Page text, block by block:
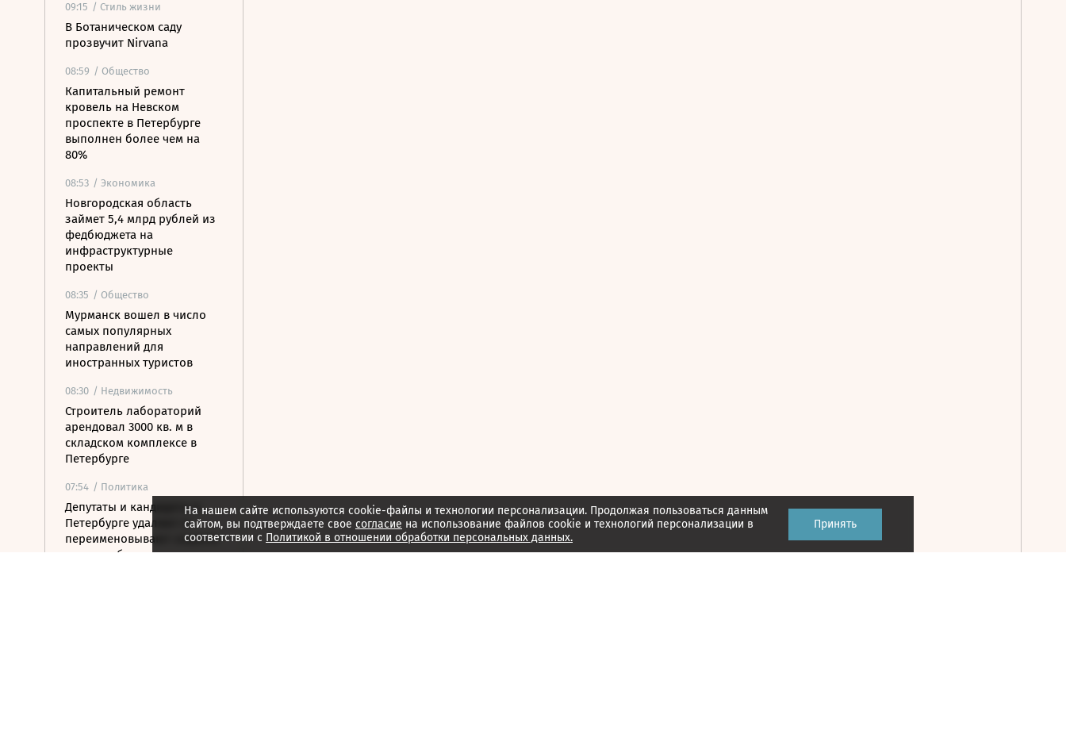
09:15 / Стиль жизни
В Ботаническом саду
прозвучит Nirvana
08:59 / Общество
Капитальный ремонт
кровель на Невском
проспекте в Петербурге
выполнен более чем на
80%
08:53 / Экономика
Новгородская область
займет 5,4 млрд рублей из
федбюджета на
инфраструктурные
проекты
08:35 / Общество
Мурманск вошел в число
самых популярных
направлений для
иностранных туристов
08:30 / Недвижимость
Строитель лабораторий
арендовал 3000 кв. м в
складском комплексе в
Петербурге
07:54 / Политика
Депутаты и кандидаты в
Петербурге удаляют и
переименовывают соцсети
перед выборами
На нашем сайте используются cookie-файлы и технологии персонализации. Продолжая пользоваться данным
сайтом, вы подтверждаете свое согласие на использование файлов cookie и технологий персонализации в
соответствии с Политикой в отношении обработки персональных данных.
Принять